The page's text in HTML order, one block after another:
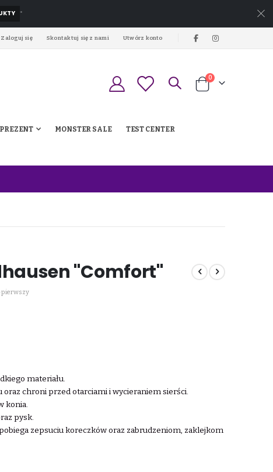
*
Zaloguj się Skontaktuj się z nami Utwórz konto
Koszyk
0produkty
MONSTER SALE TEST CENTER
"Comfort"
pierwszy
materiału.
oraz chroni przed otarciami i wycieraniem sierści.
konia.
pysk.
zepsuciu koreczków oraz zabrudzeniom, zaklejkom